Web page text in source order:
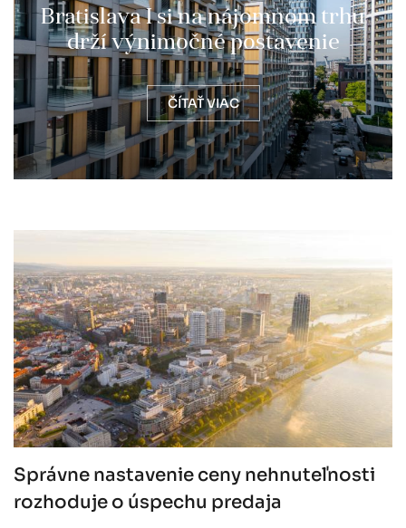
Bratislava I si na nájomnom trhu
drží výnimočné postavenie
ČÍTAŤ VIAC
Správne nastavenie ceny nehnuteľnosti
rozhoduje o úspechu predaja